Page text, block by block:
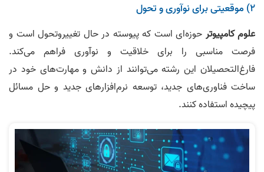
۲) موقعیتی برای نوآوری و تحول
علوم کامپیوتر حوزه‌ای است که پیوسته در حال تغییروتحول است و
فرصت مناسبی را برای خلاقیت و نوآوری فراهم می‌کند.
فارغ‌التحصیلان این رشته می‌توانند از دانش و مهارت‌های خود در
ساخت فناوری‌های جدید، توسعه نرم‌افزارهای جدید و حل مسائل
پیچیده استفاده کنند.